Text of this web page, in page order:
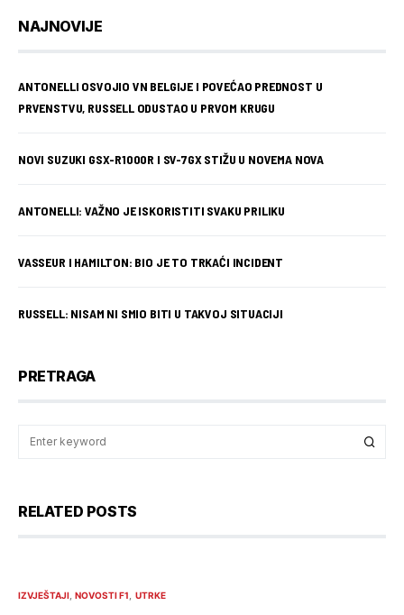
NAJNOVIJE
ANTONELLI OSVOJIO VN BELGIJE I POVEĆAO PREDNOST U
PRVENSTVU, RUSSELL ODUSTAO U PRVOM KRUGU
NOVI SUZUKI GSX-R1000R I SV-7GX STIŽU U NOVEMA NOVA
ANTONELLI: VAŽNO JE ISKORISTITI SVAKU PRILIKU
VASSEUR I HAMILTON: BIO JE TO TRKAĆI INCIDENT
RUSSELL: NISAM NI SMIO BITI U TAKVOJ SITUACIJI
PRETRAGA
RELATED POSTS
IZVJEŠTAJI NOVOSTI F1 UTRKE